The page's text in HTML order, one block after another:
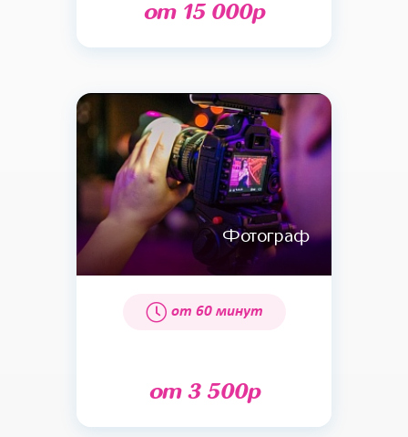
от 15 000р
Фотограф
от 60 минут
от 3 500р